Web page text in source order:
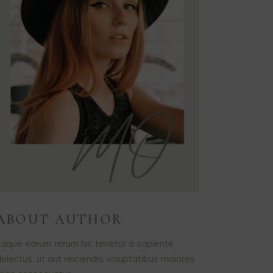
AUTHOR
earum rerum hic tenetur a sapiente
ut aut reiciendis voluptatibus maiores